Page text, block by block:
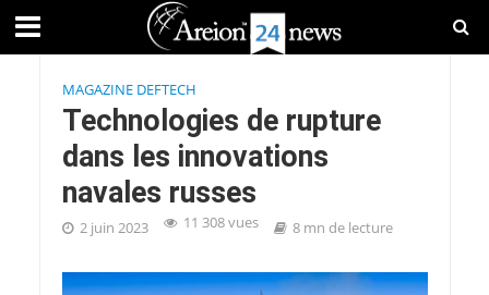
MAGAZINE DEFTECH
Technologies de rupture
dans les innovations
navales russes
2 juin 2023 11 308 vues 8 mn de lecture